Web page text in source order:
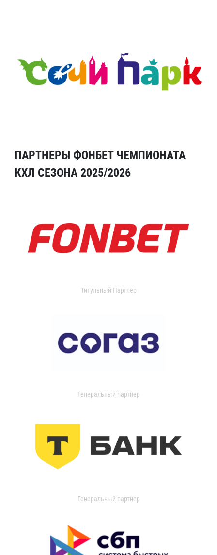
ПАРТНЕРЫ ФОНБЕТ ЧЕМПИОНАТА
КХЛ СЕЗОНА 2025/2026
Титульный Партнер
Генеральный партнер
Генеральный партнер